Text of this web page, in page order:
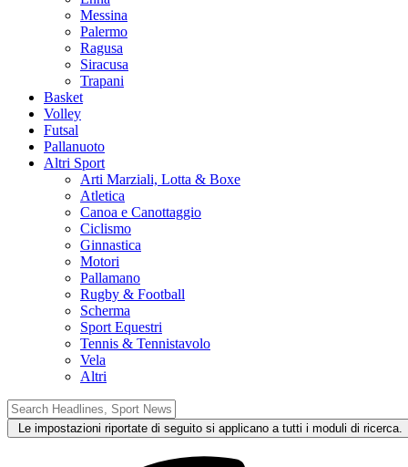
Messina
Palermo
Ragusa
Siracusa
Trapani
Basket
Volley
Futsal
Pallanuoto
Altri Sport
Arti Marziali, Lotta & Boxe
Atletica
Canoa e Canottaggio
Ciclismo
Ginnastica
Motori
Pallamano
Rugby & Football
Scherma
Sport Equestri
Tennis & Tennistavolo
Vela
Altri